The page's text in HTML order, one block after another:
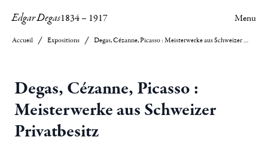
Edgar Degas1834– 1917 Menu
Accueil Expositions Degas, Cézanne, Picasso : Meisterwerke aus Schweizer Privatbesitz
Degas, Cézanne, Picasso :
Meisterwerke aus Schweizer
Privatbesitz